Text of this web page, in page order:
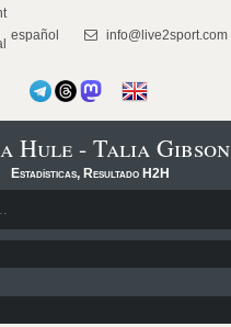
español info@live2sport.com
Hule - Talia Gibson
Estadísticas, Resultado H2H